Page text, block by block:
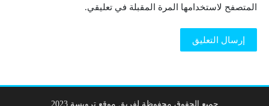
المتصفح لاستخدامها المرة المقبلة في تعليقي.
جميع الحقوق محفوظة لفريق موقع ترويسة 2023